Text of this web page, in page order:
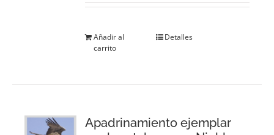
Añadir al
carrito
Detalles
Apadrinamiento ejemplar